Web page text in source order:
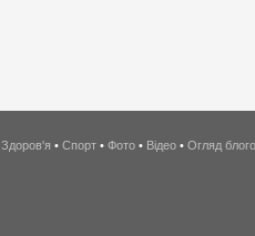
Здоров'я • Спорт • Фото • Відео • Огляд